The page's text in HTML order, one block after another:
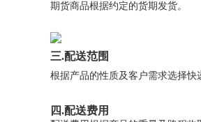
期货商品根据约定的货期发货。
三.配送范围
根据产品的性质及客户需求选择快
四.配送费用